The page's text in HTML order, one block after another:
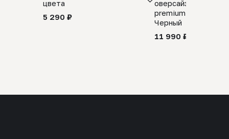
цвета
5 290 ₽
оверсайз 100%
premium merino
Черный
11 990 ₽